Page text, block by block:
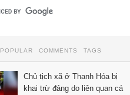
POPULAR COMMENTS TAGS
Chủ tịch xã ở Thanh Hóa bị
khai trừ đảng do liên quan cá